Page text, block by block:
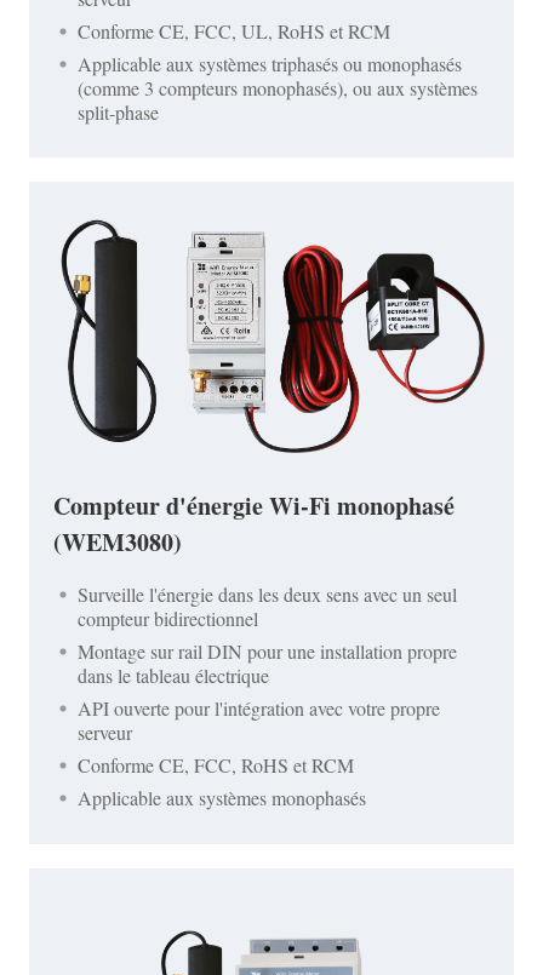
Conforme CE, FCC, UL, RoHS et RCM
Applicable aux systèmes triphasés ou monophasés
(comme 3 compteurs monophasés), ou aux systèmes
split-phase
Compteur d'énergie Wi-Fi monophasé
(WEM3080)
Surveille l'énergie dans les deux sens avec un seul
compteur bidirectionnel
Montage sur rail DIN pour une installation propre
dans le tableau électrique
API ouverte pour l'intégration avec votre propre
serveur
Conforme CE, FCC, RoHS et RCM
Applicable aux systèmes monophasés